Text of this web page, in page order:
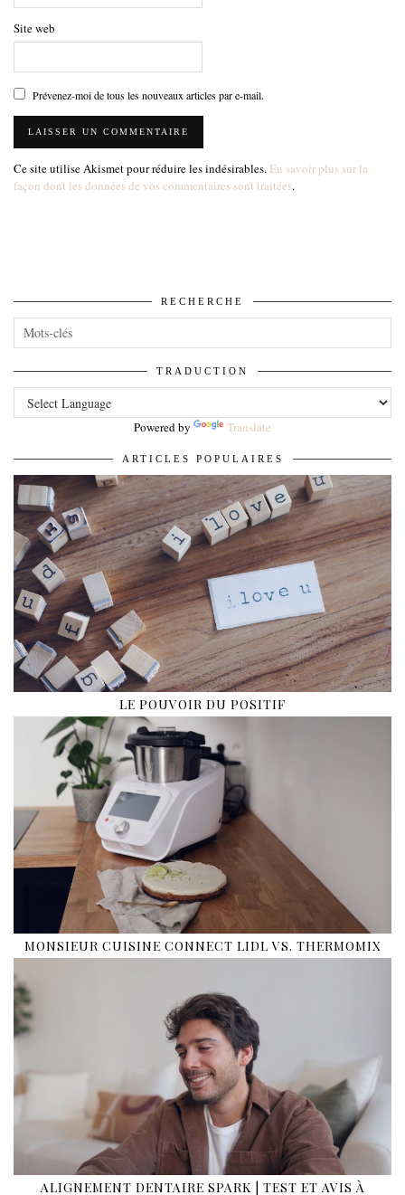
Site web
Prévenez-moi de tous les nouveaux articles par e-mail.
Ce site utilise Akismet pour réduire les indésirables. En savoir plus sur la
façon dont les données de vos commentaires sont traitées.
RECHERCHE
TRADUCTION
Powered by Translate
ARTICLES POPULAIRES
LE POUVOIR DU POSITIF
MONSIEUR CUISINE CONNECT LIDL VS. THERMOMIX
ALIGNEMENT DENTAIRE SPARK | TEST ET AVIS À